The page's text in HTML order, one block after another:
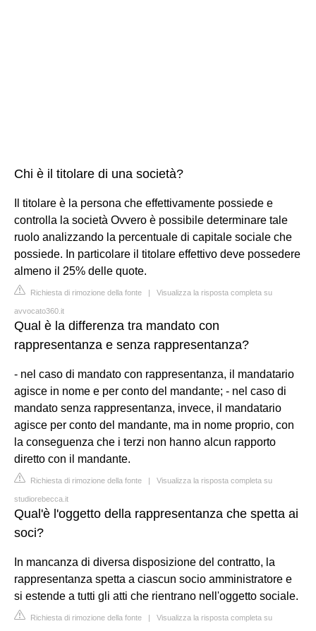
Chi è il titolare di una società?
Il titolare è la persona che effettivamente possiede e
controlla la società Ovvero è possibile determinare tale
ruolo analizzando la percentuale di capitale sociale che
possiede. In particolare il titolare effettivo deve possedere
almeno il 25% delle quote.
Richiesta di rimozione della fonte | Visualizza la risposta completa su
avvocato360.it
Qual è la differenza tra mandato con
rappresentanza e senza rappresentanza?
- nel caso di mandato con rappresentanza, il mandatario
agisce in nome e per conto del mandante; - nel caso di
mandato senza rappresentanza, invece, il mandatario
agisce per conto del mandante, ma in nome proprio, con
la conseguenza che i terzi non hanno alcun rapporto
diretto con il mandante.
Richiesta di rimozione della fonte | Visualizza la risposta completa su
studiorebecca.it
Qual'è l'oggetto della rappresentanza che spetta ai
soci?
In mancanza di diversa disposizione del contratto, la
rappresentanza spetta a ciascun socio amministratore e
si estende a tutti gli atti che rientrano nell'oggetto sociale.
Richiesta di rimozione della fonte | Visualizza la risposta completa su